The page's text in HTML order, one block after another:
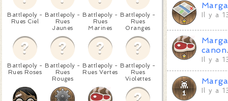
Battlepoly -
Rues Ciel
Battlepoly -
Rues
Jaunes
Battlepoly -
Rues
Marines
Battlepoly -
Rues
Oranges
Battlepoly -
Rues Roses
Battlepoly -
Rues
Rouges
Battlepoly -
Rues Vertes
Battlepoly -
Rues
Violettes
Il y a
canon
Il y a
Il y a